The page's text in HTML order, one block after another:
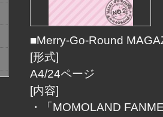
■Merry-Go-Round
[形式]
A4/24ページ
[内容]
・「MOMOLAND